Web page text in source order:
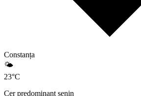
Constanța
🌤️
23°C
Cer predominant senin